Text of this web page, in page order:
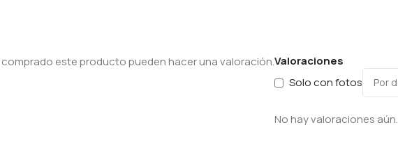
Valoraciones
Solo con fotos
No hay valoraciones aún.
este producto pueden hacer una valoración.